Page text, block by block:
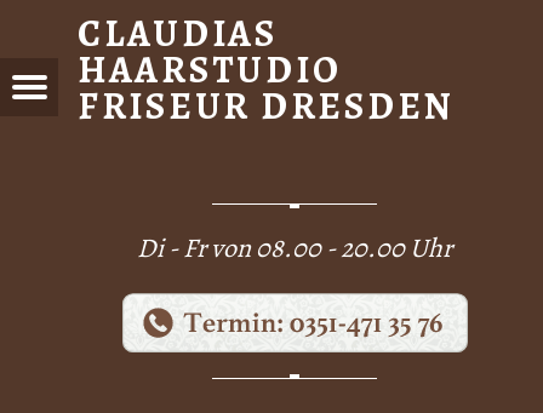
CLAUDIAS
HAARSTUDIO
FRISEUR DRESDEN
Menu
Di - Fr von 08.00 - 20.00 Uhr